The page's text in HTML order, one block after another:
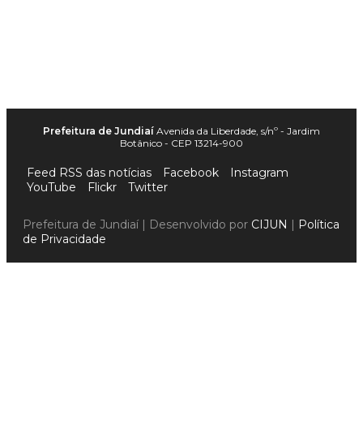
Prefeitura de Jundiaí Avenida da Liberdade, s/nº - Jardim
Botânico - CEP 13214-900
Feed RSS das notícias Facebook
Instagram
YouTube
Flickr Twitter
Prefeitura de Jundiaí | Desenvolvido por CIJUN
Política
de Privacidade